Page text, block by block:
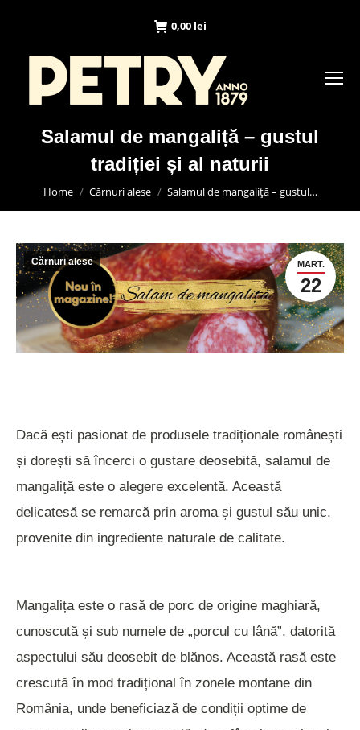
0,00 lei
Salamul de mangaliță – gustul
tradiției și al naturii
You are here:
Home Cărnuri alese Salamul de mangaliță – gustul…
MART.
22
Cărnuri alese
Dacă ești pasionat de produsele tradiționale românești
și dorești să încerci o gustare deosebită, salamul de
mangaliță este o alegere excelentă. Această
delicatesă se remarcă prin aroma și gustul său unic,
provenite din ingrediente naturale de calitate.
Mangalița este o rasă de porc de origine maghiară,
cunoscută și sub numele de „porcul cu lână”, datorită
aspectului său deosebit de blănos. Această rasă este
crescută în mod tradițional în zonele montane din
România, unde beneficiază de condiții optime de